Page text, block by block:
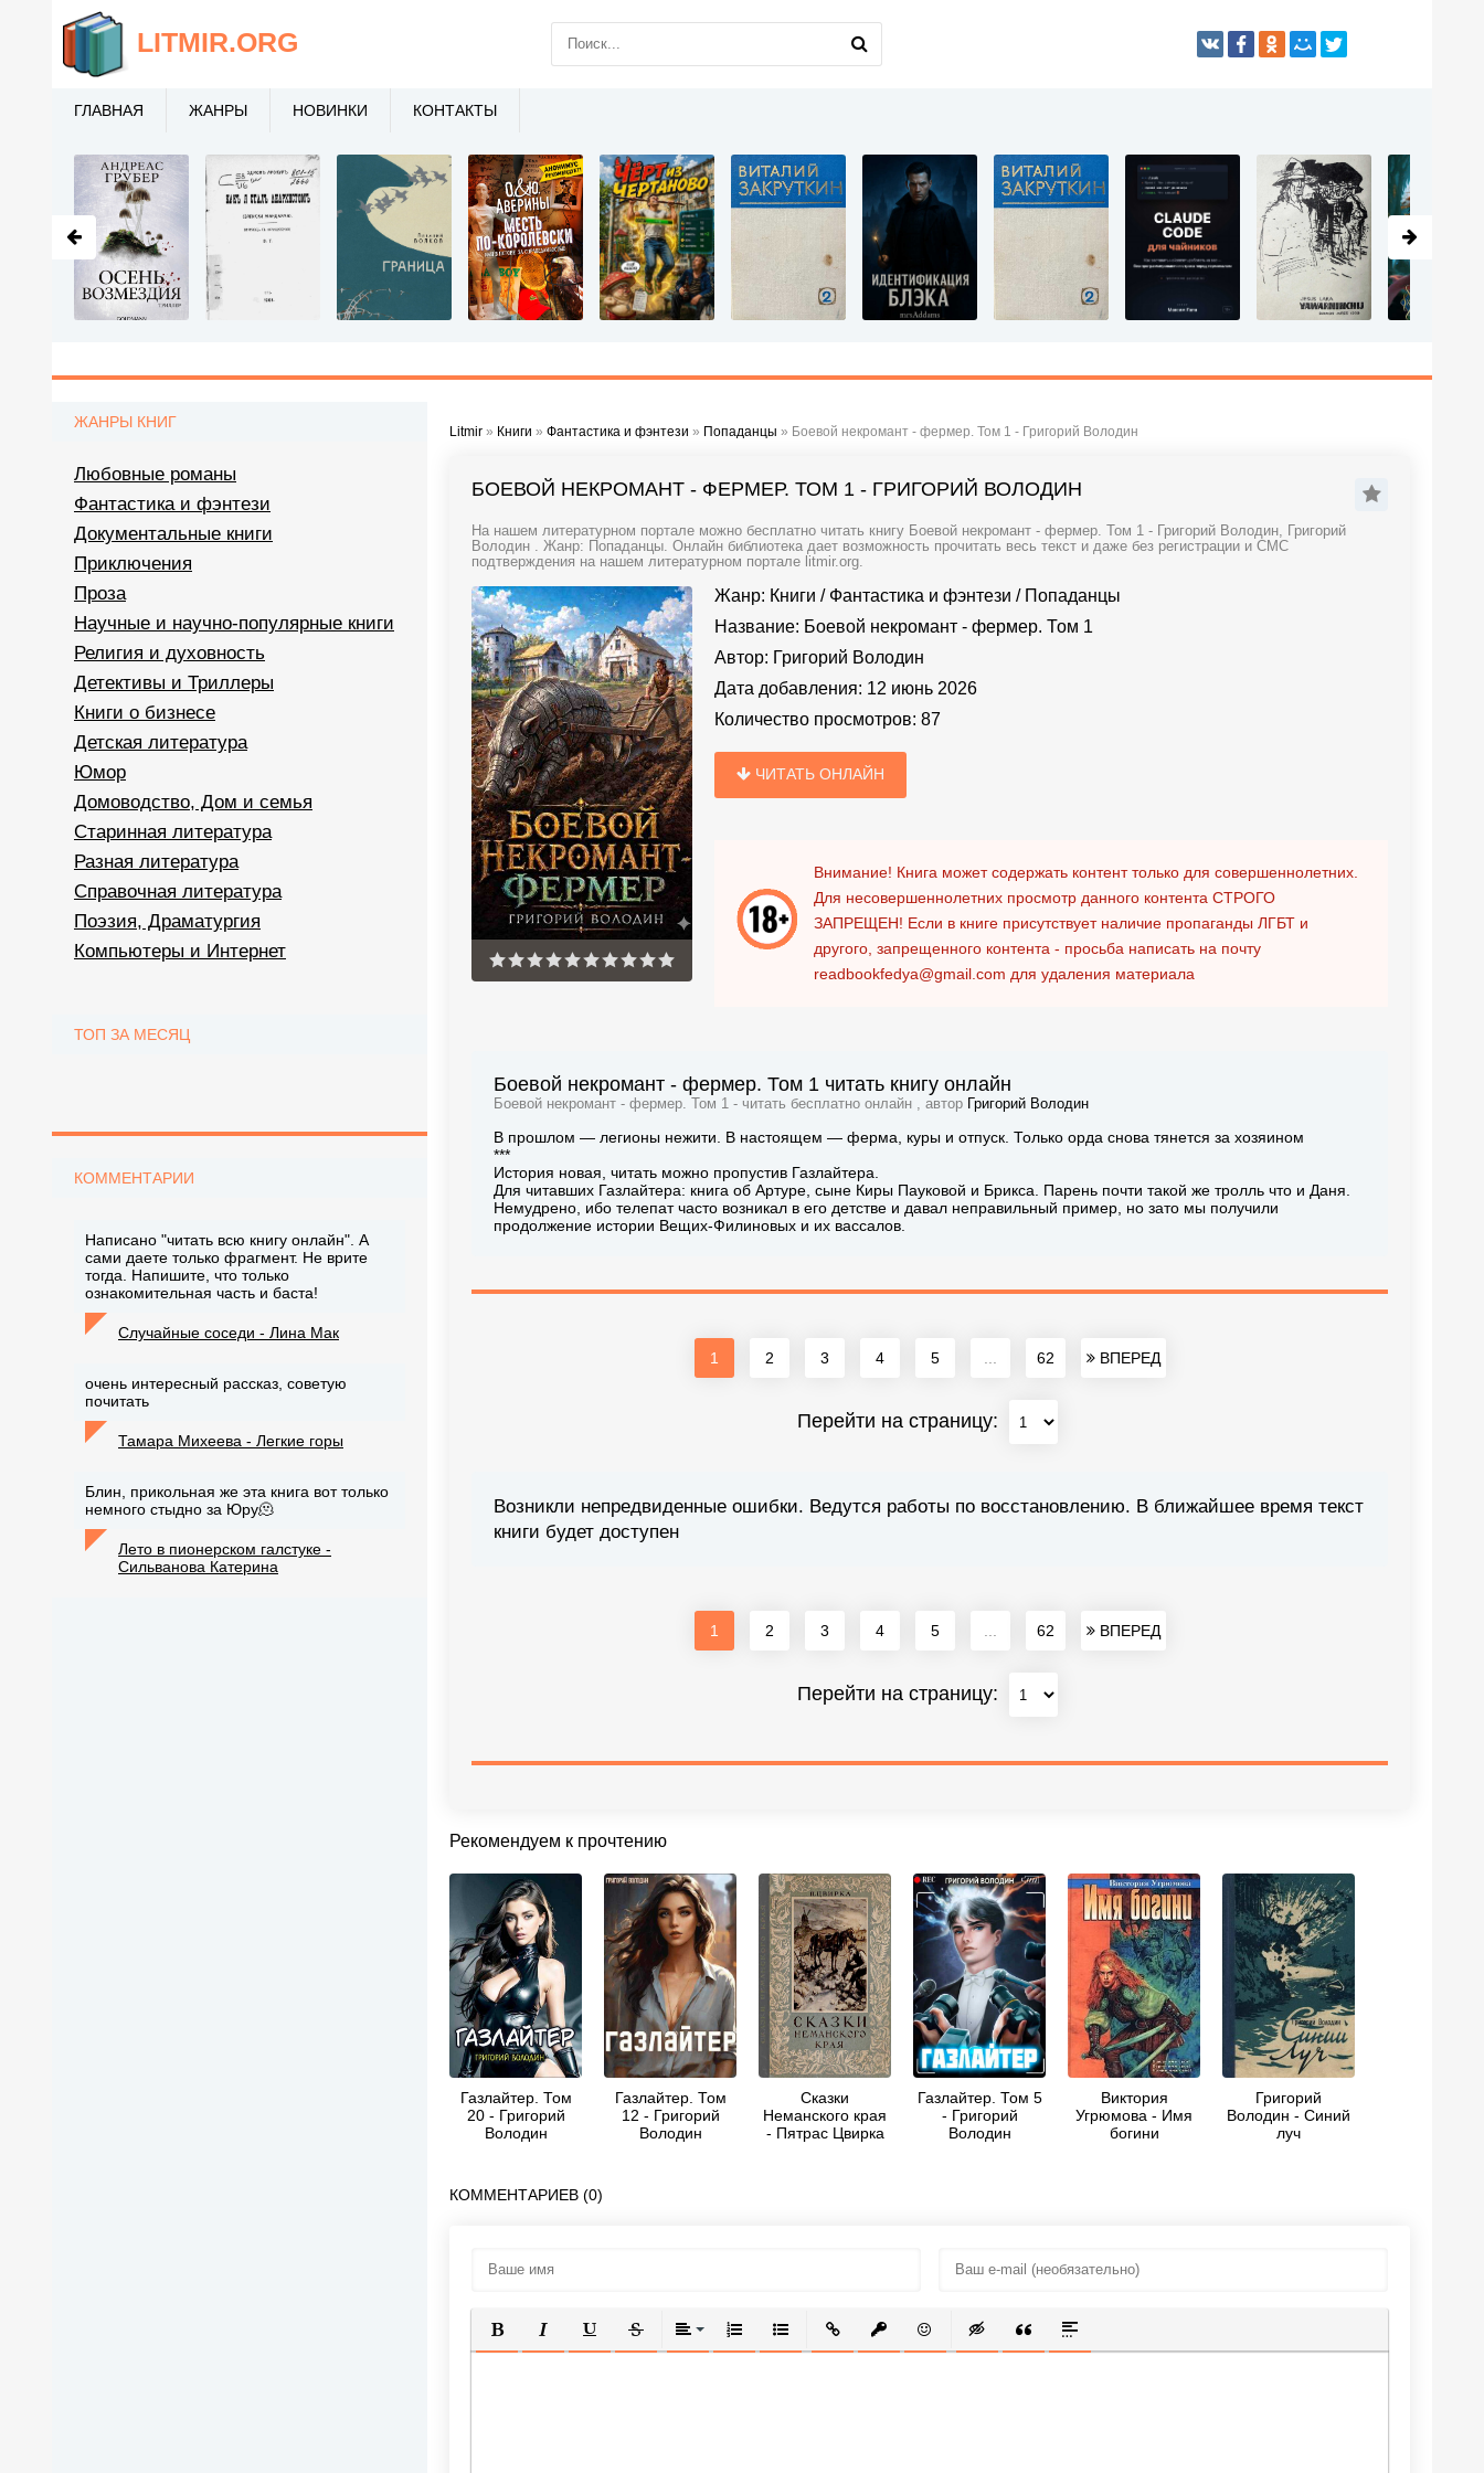
Litmir » Книги » Фантастика и фэнтези » Попаданцы » Боевой некромант - фермер. Том 1 - Григорий Володин
БОЕВОЙ НЕКРОМАНТ - ФЕРМЕР. ТОМ 1 - ГРИГОРИЙ ВОЛОДИН
На нашем литературном портале можно бесплатно читать книгу Боевой некромант - фермер. Том 1 - Григорий Володин, Григорий
Володин . Жанр: Попаданцы. Онлайн библиотека дает возможность прочитать весь текст и даже без регистрации и СМС
подтверждения на нашем литературном портале litmir.org.
Жанр: Книги / Фантастика и фэнтези / Попаданцы
Название: Боевой некромант - фермер. Том 1
Автор: Григорий Володин
Дата добавления: 12 июнь 2026
Количество просмотров: 87
ЧИТАТЬ ОНЛАЙН
Внимание! Книга может содержать контент только для совершеннолетних.
Для несовершеннолетних просмотр данного контента СТРОГО
ЗАПРЕЩЕН! Если в книге присутствует наличие пропаганды ЛГБТ и
другого, запрещенного контента - просьба написать на почту
readbookfedya@gmail.com для удаления материала
Боевой некромант - фермер. Том 1 читать книгу онлайн
Боевой некромант - фермер. Том 1 - читать бесплатно онлайн , автор Григорий Володин
В прошлом — легионы нежити. В настоящем — ферма, куры и отпуск. Только орда снова тянется за хозяином
***
История новая, читать можно пропустив Газлайтера.
Для читавших Газлайтера: книга об Артуре, сыне Киры Пауковой и Брикса. Парень почти такой же тролль что и Даня.
Немудрено, ибо телепат часто возникал в его детстве и давал неправильный пример, но зато мы получили
продолжение истории Вещих-Филиновых и их вассалов.
1 2 3 4 5 62 ВПЕРЕД
Перейти на страницу:
Возникли непредвиденные ошибки. Ведутся работы по восстановлению. В ближайшее время текст
книги будет доступен
1 2 3 4 5 62 ВПЕРЕД
Перейти на страницу:
Рекомендуем к прочтению
Газлайтер. Том
20 - Григорий
Володин
Газлайтер. Том
12 - Григорий
Володин
Сказки
Неманского края
- Пятрас Цвирка
Газлайтер. Том 5
- Григорий
Володин
Виктория
Угрюмова - Имя
богини
Григорий
Володин - Синий
луч
КОММЕНТАРИЕВ (0)
ПОЛУЖИРНЫЙ
КУРСИВПОДЧЕРКНУТЫЙ
ЗАЧЕРКНУТЫЙВЫРАВНИВАНИЕ
НУМЕРОВАННЫЙ СПИСОК
МАРКИРОВАННЫЙ СПИСОК
ВСТАВИТЬ ССЫЛКУ
ВСТАВИТЬ ЗАЩИЩЕННУЮ ССЫЛКУ
ВСТАВИТЬ СМАЙЛИК
ВСТАВКА СКРЫТОГО ТЕКСТА
ВСТАВКА ЦИТАТЫ
ВСТАВКА СПОЙЛЕРА
ЖАНРЫ КНИГ
Любовные романы
Фантастика и фэнтези
Документальные книги
Приключения
Проза
Научные и научно-популярные книги
Религия и духовность
Детективы и Триллеры
Книги о бизнесе
Детская литература
Юмор
Домоводство, Дом и семья
Старинная литература
Разная литература
Справочная литература
Поэзия, Драматургия
Компьютеры и Интернет
ТОП ЗА МЕСЯЦ
КОММЕНТАРИИ
Написано "читать всю книгу онлайн". А
сами даете только фрагмент. Не врите
тогда. Напишите, что только
ознакомительная часть и баста!
Случайные соседи - Лина Мак
очень интересный рассказ, советую
почитать
Тамара Михеева - Легкие горы
Блин, прикольная же эта книга вот только
немного стыдно за Юру🫠
Лето в пионерском галстуке -
Сильванова Катерина
LITMIR.ORG
ГЛАВНАЯ ЖАНРЫ НОВИНКИ КОНТАКТЫ